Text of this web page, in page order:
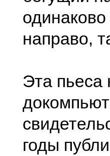
направо,
Эта пьеса
годы